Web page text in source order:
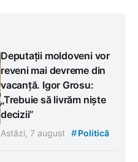
Deputații moldoveni vor
reveni mai devreme din
vacanță. Igor Grosu:
„Trebuie să livrăm niște
decizii”
Astăzi, 7 august #Politică